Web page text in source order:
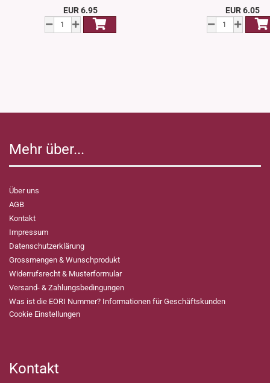
EUR 6.95 EUR 6.05
Mehr über...
Über uns
AGB
Kontakt
Impressum
Datenschutzerklärung
Grossmengen & Wunschprodukt
Widerrufsrecht & Musterformular
Versand- & Zahlungsbedingungen
Was ist die EORI Nummer? Informationen für Geschäftskunden
Cookie Einstellungen
Kontakt